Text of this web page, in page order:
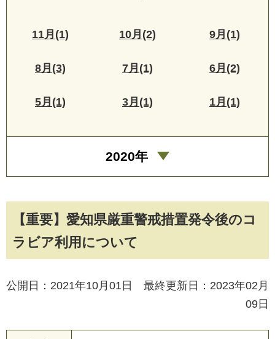
【重要】愛知県厳重警戒措置発令後のコ
ラビア利用について
公開日：2021年10月01日 最終更新日：2023年02月
09日
11月(1) 10月(2) 9月(1)
8月(3) 7月(1) 6月(2)
5月(1) 3月(1) 1月(1)
2020年